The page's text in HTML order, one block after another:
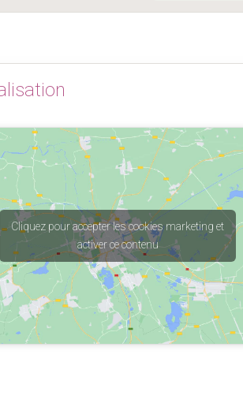
Cliquez pour accepter les cookies marketing et
activer ce contenu